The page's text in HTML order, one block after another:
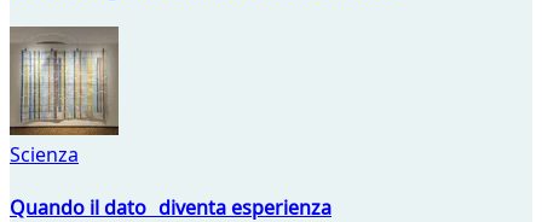
Scienza
Quando il dato diventa esperienza